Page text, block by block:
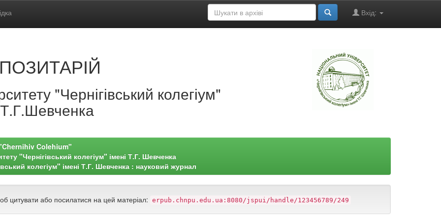
Вхід:
"Чернігівський колегіум"
Colehium"
"Чернігівський колегіум" імені Т.Г. Шевченка
колегіум" імені Т.Г. Шевченка : науковий журнал
цитувати або посилатися на цей матеріал: erpub.chnpu.edu.ua:8080/jspui/handle/123456789/249